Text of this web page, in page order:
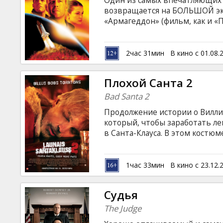
Кинозакуски
Клуб
возвращается на БОЛЬШОЙ
«Армагеддон» (фильм, как и
катастроф с мощной дозой
легла на Землю. До рокового
Наступает Армагеддон,
предотвратить катастрофу,
лучших из лучших вместе с
человеком.
2час 31мин В кино с
Плохой Санта 2
Bad Santa 2
Продолжение истории о
который, чтобы заработать
в Санта-Клауса. В этом
Каким оно будет для Вилли в
субтитрами на латышском и
языке с переводом Гоблина
1час 33мин В кино с
Судья
The Judge